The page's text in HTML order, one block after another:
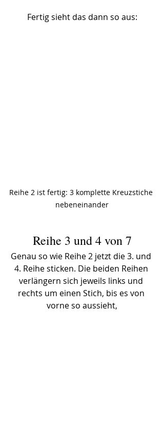
Fertig sieht das dann so aus:
Reihe 2 ist fertig: 3 komplette Kreuzstiche
nebeneinander
Reihe 3 und 4 von 7
Genau so wie Reihe 2 jetzt die 3. und
4. Reihe sticken. Die beiden Reihen
verlängern sich jeweils links und
rechts um einen Stich, bis es von
vorne so aussieht,